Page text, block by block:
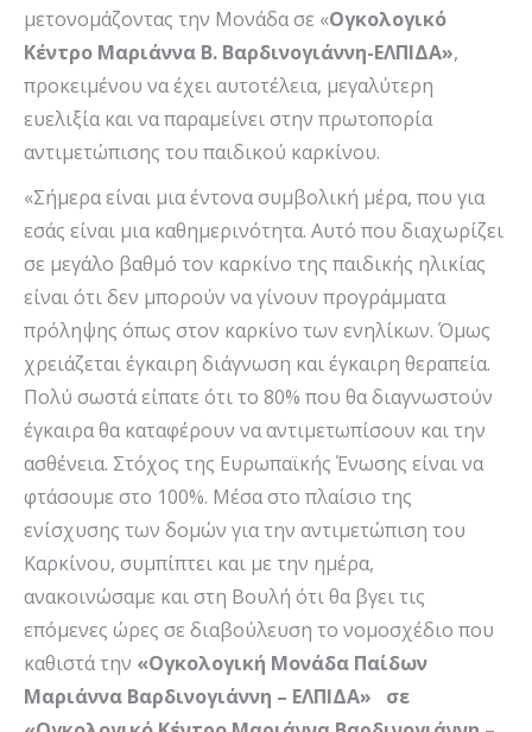
μετονομάζοντας την Μονάδα σε «Ογκολογικό
Κέντρο Μαριάννα Β. Βαρδινογιάννη-ΕΛΠΙΔΑ»,
προκειμένου να έχει αυτοτέλεια, μεγαλύτερη
ευελιξία και να παραμείνει στην πρωτοπορία
αντιμετώπισης του παιδικού καρκίνου.
«Σήμερα είναι μια έντονα συμβολική μέρα, που για
εσάς είναι μια καθημερινότητα. Αυτό που διαχωρίζει
σε μεγάλο βαθμό τον καρκίνο της παιδικής ηλικίας
είναι ότι δεν μπορούν να γίνουν προγράμματα
πρόληψης όπως στον καρκίνο των ενηλίκων. Όμως
χρειάζεται έγκαιρη διάγνωση και έγκαιρη θεραπεία.
Πολύ σωστά είπατε ότι το 80% που θα διαγνωστούν
έγκαιρα θα καταφέρουν να αντιμετωπίσουν και την
ασθένεια. Στόχος της Ευρωπαϊκής Ένωσης είναι να
φτάσουμε στο 100%. Μέσα στο πλαίσιο της
ενίσχυσης των δομών για την αντιμετώπιση του
Καρκίνου, συμπίπτει και με την ημέρα,
ανακοινώσαμε και στη Βουλή ότι θα βγει τις
επόμενες ώρες σε διαβούλευση το νομοσχέδιο που
καθιστά την «Ογκολογική Μονάδα Παίδων
Μαριάννα Βαρδινογιάννη – ΕΛΠΙΔΑ» σε